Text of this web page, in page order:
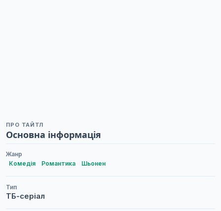
ПРО ТАЙТЛ
Основна інформація
Жанр
Комедія
Романтика Шьонен
Тип
ТБ-серіал